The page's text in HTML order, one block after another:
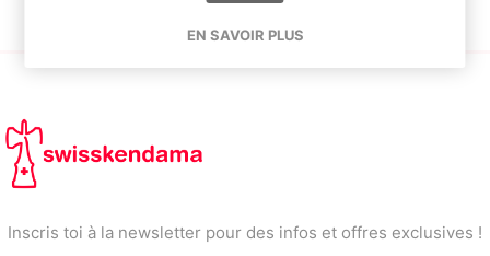
Inscris toi à la newsletter pour des infos et offres exclusives !
EN SAVOIR PLUS